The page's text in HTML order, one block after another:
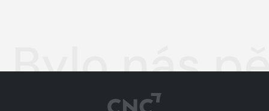
Bylo nás